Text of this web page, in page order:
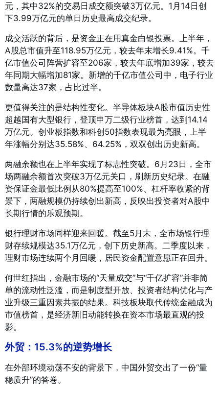
元，其中32%的交易日成交额突破3万亿元。1月14日创
下3.99万亿元的单日历史最高成交纪录。
成交活跃的背后，是资金正在用真金白银投票。上半年，
A股总市值升至118.95万亿元，较去年末增长9.41%。千
亿市值公司阵营扩容至206家，较去年底增加39家，较去
年同期大幅增加81家。新增的千亿市值公司中，电子行业
数量高达37家，占比过半。
更值得关注的是结构性变化。半导体板块A股市值历史性
超越国有大型银行，登顶申万二级行业榜首，达到14.14
万亿元。创业板指数和科创50指数表现最为亮眼，上半
年涨幅分别达35.58%、64.25%，双双创出历史新高。
两融余额也在上半年实现了标志性突破。6月23日，全市
场两融余额首次突破3万亿元关口，刷新历史纪录。在融
资保证金最低比例从80%提高至100%、杠杆率收紧的背
景下，两融规模仍持续创出新高，反映出投资者对A股中
长期行情的乐观预期。
银行理财市场同样迎来回暖。截至5月末，全市场银行理
财存续规模达35.1万亿元，创下历史新高。二季度以来，
理财市场连续两个月回暖，居民资金配置意愿正在回升。
何世红指出，金融市场的“天量成交”与“千亿扩容”并非简
单的流动性泛滥，而是制度型开放、投资者结构优化与产
业升级三重因素共振的结果。科技板块取代传统金融成为
市值榜首，是经济新旧动能转换在资本市场最直观的投
影。
外贸：15.3%的逆势增长
在外部环境动荡不安的背景下，中国外贸交出了一份“量
稳质升”的答卷。